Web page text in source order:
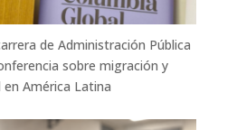
de Administración Pública
sobre migración y
América Latina